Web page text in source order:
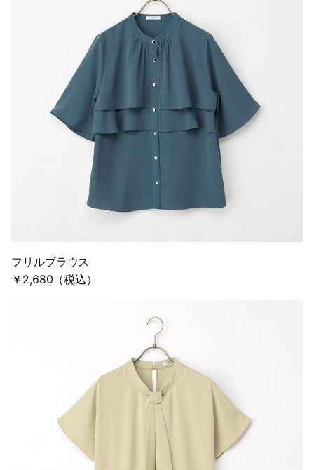
フリルブラウス
￥2,680（税込）